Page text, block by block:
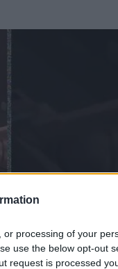
processing of your
use the below opt-out
request is processed